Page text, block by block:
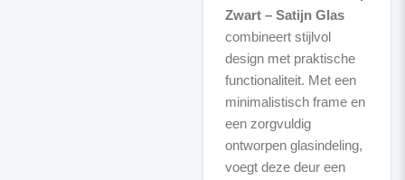
Zwart – Satijn Glas
combineert stijlvol
design met praktische
functionaliteit. Met een
minimalistisch frame en
een zorgvuldig
ontworpen glasindeling,
voegt deze deur een